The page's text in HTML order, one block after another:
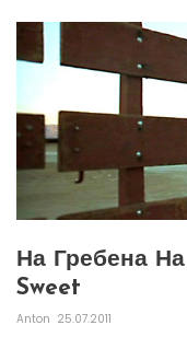
На Гребена
Sweet
Anton 25.07.2011